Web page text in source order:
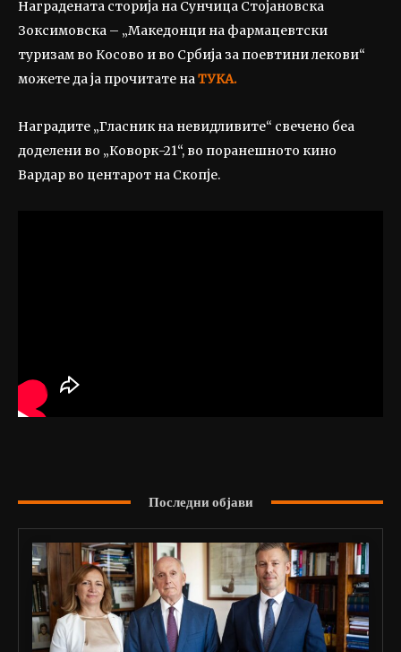
Наградената сторија на Сунчица Стојановска
Зоксимовска – „Македонци на фармацевтски
туризам во Косово и во Србија за поевтини лекови“
можете да ја прочитате наТУКА.
Наградите „Гласник на невидливите“ свечено беа
доделени во „Коворк-21“, во поранешното кино
Вардар во центарот на Скопје.
Последни објави